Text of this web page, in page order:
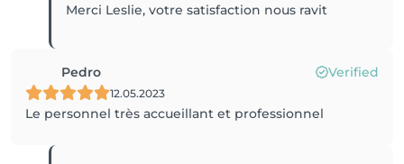
Merci Leslie, votre satisfaction nous ravit
Pedro Verified
12.05.2023
Le personnel très accueillant et professionnel